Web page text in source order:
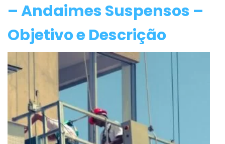
– Andaimes Suspensos –
Objetivo e Descrição